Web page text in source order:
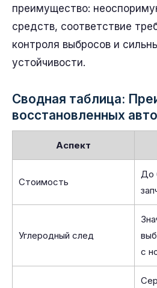
преимущество:
средств, соответствие
контроля выбросов и
устойчивости.
Сводная таблица:
восстановленных
Аспект
Стоимость
До
Углеродный след
с